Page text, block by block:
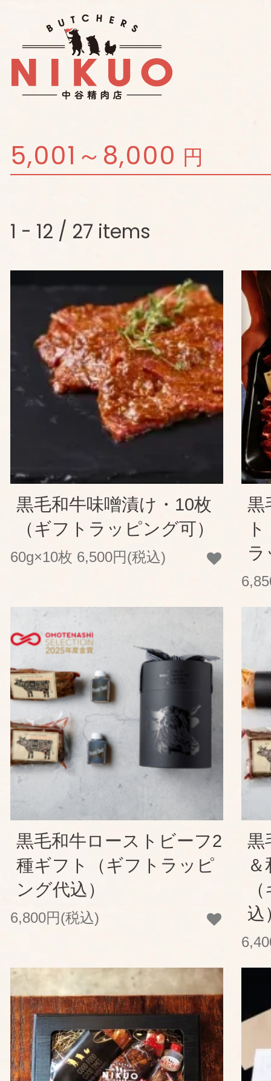
5,001～8,000 円
1 - 12 / 27 items
黒毛和牛味噌漬け・10枚
（ギフトラッピング可）
60g×10枚 6,500円(税込)
黒
ラ
黒毛和牛ローストビーフ2
種ギフト（ギフトラッピ
ング代込）
6,800円(税込)
黒
込